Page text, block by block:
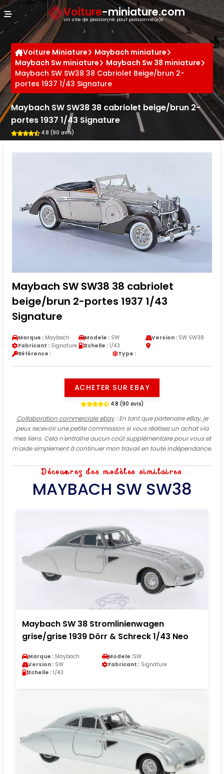
Voiture-miniature.com
Un site de passionné pour passionné(e)s
Voiture Miniature
Maybach miniature
Maybach Sw miniature
Maybach Sw 38 miniature
Maybach SW SW38 38 Cabriolet Beige/brun 2-
portes 1937 1/43 Signature
Maybach SW SW38 38 cabriolet beige/brun 2-
portes 1937 1/43 Signature
4.8 (90 avis)
Maybach SW SW38 38 cabriolet
beige/brun 2-portes 1937 1/43
Signature
Marque : Maybach Modele : SW Version :SW SW38
Fabricant : Signature Echelle : 1/43
Référence :
Type :
ACHETER SUR EBAY
4.8 (90 avis)
Collaboration commerciale ebay: En tant que partenaire eBay, je
peux recevoir une petite commission si vous réalisez un achat via
mes liens. Cela n'entraîne aucun coût supplémentaire pour vous et
m'aide simplement à continuer mon travail en toute indépendance.
Découvrez des modèles similaires
MAYBACH SW SW38
Maybach SW 38 Stromlinienwagen
grise/grise 1939 Dörr & Schreck 1/43 Neo
Marque : Maybach Modele :SW
Version : SW Fabricant : Signature
Echelle : 1/43
Panneau de gestion des cookies